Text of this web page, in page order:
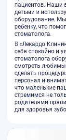
пациентов. Наши
детьми и
оборудование.
ребенку, что
стоматолога.
В «Лекардо
себя спокойно и
стоматолога
смотреть
сделать
персонал и
что маленькие
стремимся не
родителями
для здоровья